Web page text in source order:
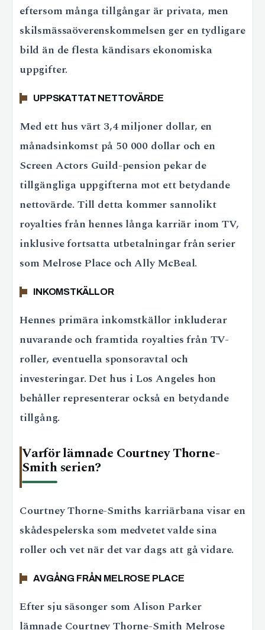
eftersom många tillgångar är privata, men
skilsmässaöverenskommelsen ger en tydligare
bild än de flesta kändisars ekonomiska
uppgifter.
UPPSKATTAT NETTOVÄRDE
Med ett hus värt 3,4 miljoner dollar, en
månadsinkomst på 50 000 dollar och en
Screen Actors Guild-pension pekar de
tillgängliga uppgifterna mot ett betydande
nettovärde. Till detta kommer sannolikt
royalties från hennes långa karriär inom TV,
inklusive fortsatta utbetalningar från serier
som Melrose Place och Ally McBeal.
INKOMSTKÄLLOR
Hennes primära inkomstkällor inkluderar
nuvarande och framtida royalties från TV-
roller, eventuella sponsoravtal och
investeringar. Det hus i Los Angeles hon
behåller representerar också en betydande
tillgång.
Varför lämnade Courtney Thorne-
Smith serien?
Courtney Thorne-Smiths karriärbana visar en
skådespelerska som medvetet valde sina
roller och vet när det var dags att gå vidare.
AVGÅNG FRÅN MELROSE PLACE
Efter sju säsonger som Alison Parker
lämnade Courtney Thorne-Smith Melrose